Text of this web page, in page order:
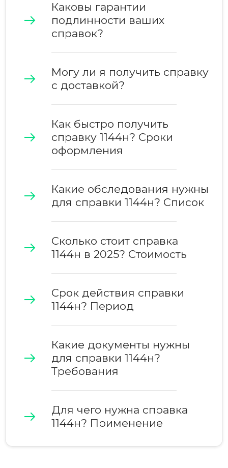
Каковы гарантии
подлинности ваших
справок?
Могу ли я получить справку
с доставкой?
Как быстро получить
справку 1144н? Сроки
оформления
Какие обследования нужны
для справки 1144н? Список
Сколько стоит справка
1144н в 2025? Стоимость
Срок действия справки
1144н? Период
Какие документы нужны
для справки 1144н?
Требования
Для чего нужна справка
1144н? Применение